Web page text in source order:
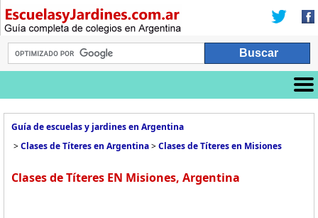
Guía de escuelas y jardines en Argentina
>Clases de Títeres en Argentina>Clases de Títeres en Misiones
Clases de Títeres EN Misiones, Argentina